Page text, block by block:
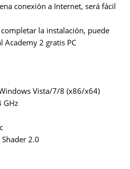
conexión a Internet, será fácil
la instalación, puede
2 gratis PC
Vista/7/8 (x86/x64)
GHz
2.0